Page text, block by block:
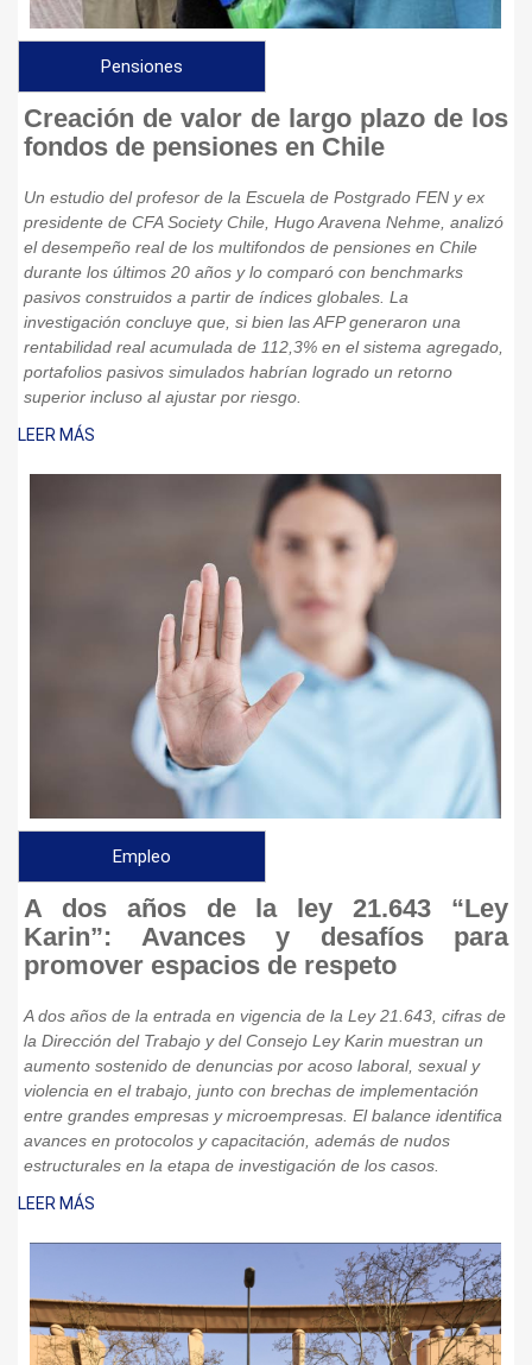
Pensiones
Creación de valor de largo plazo de los
fondos de pensiones en Chile
Un estudio del profesor de la Escuela de Postgrado FEN y ex
presidente de CFA Society Chile, Hugo Aravena Nehme, analizó
el desempeño real de los multifondos de pensiones en Chile
durante los últimos 20 años y lo comparó con benchmarks
pasivos construidos a partir de índices globales. La
investigación concluye que, si bien las AFP generaron una
rentabilidad real acumulada de 112,3% en el sistema agregado,
portafolios pasivos simulados habrían logrado un retorno
superior incluso al ajustar por riesgo.
LEER MÁS
Empleo
A dos años de la ley 21.643 “Ley
Karin”: Avances y desafíos para
promover espacios de respeto
A dos años de la entrada en vigencia de la Ley 21.643, cifras de
la Dirección del Trabajo y del Consejo Ley Karin muestran un
aumento sostenido de denuncias por acoso laboral, sexual y
violencia en el trabajo, junto con brechas de implementación
entre grandes empresas y microempresas. El balance identifica
avances en protocolos y capacitación, además de nudos
estructurales en la etapa de investigación de los casos.
LEER MÁS